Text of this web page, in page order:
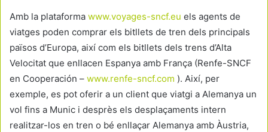
Amb la plataforma www.voyages-sncf.eu els agents de
viatges poden comprar els bitllets de tren dels principals
països d’Europa, així com els bitllets dels trens d’Alta
Velocitat que enllacen Espanya amb França (Renfe-SNCF
en Cooperación – www.renfe-sncf.com ). Així, per
exemple, es pot oferir a un client que viatgi a Alemanya un
vol fins a Munic i desprès els desplaçaments intern
realitzar-los en tren o bé enllaçar Alemanya amb Àustria,